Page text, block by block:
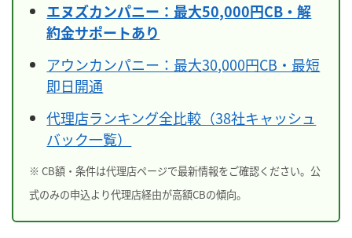
エヌズカンパニー：最大50,000円CB・解
約金サポートあり
アウンカンパニー：最大30,000円CB・最短
即日開通
代理店ランキング全比較（38社キャッシュ
バック一覧）
※ CB額・条件は代理店ページで最新情報をご確認ください。公
式のみの申込より代理店経由が高額CBの傾向。